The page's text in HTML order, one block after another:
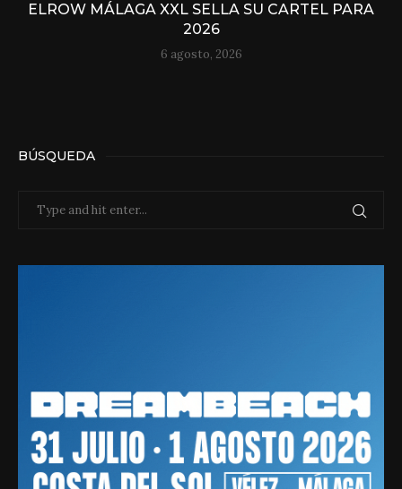
ELROW MÁLAGA XXL SELLA SU CARTEL PARA
2026
6 agosto, 2026
BÚSQUEDA